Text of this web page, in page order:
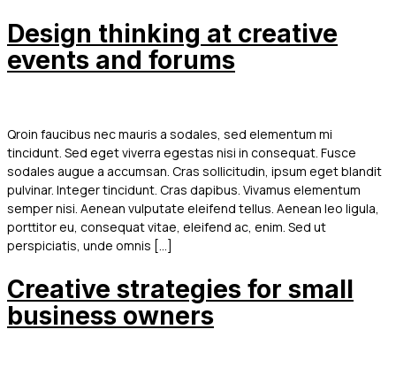
Design thinking at creative
events and forums
Qroin faucibus nec mauris a sodales, sed elementum mi
tincidunt. Sed eget viverra egestas nisi in consequat. Fusce
sodales augue a accumsan. Cras sollicitudin, ipsum eget blandit
pulvinar. Integer tincidunt. Cras dapibus. Vivamus elementum
semper nisi. Aenean vulputate eleifend tellus. Aenean leo ligula,
porttitor eu, consequat vitae, eleifend ac, enim. Sed ut
perspiciatis, unde omnis […]
Creative strategies for small
business owners